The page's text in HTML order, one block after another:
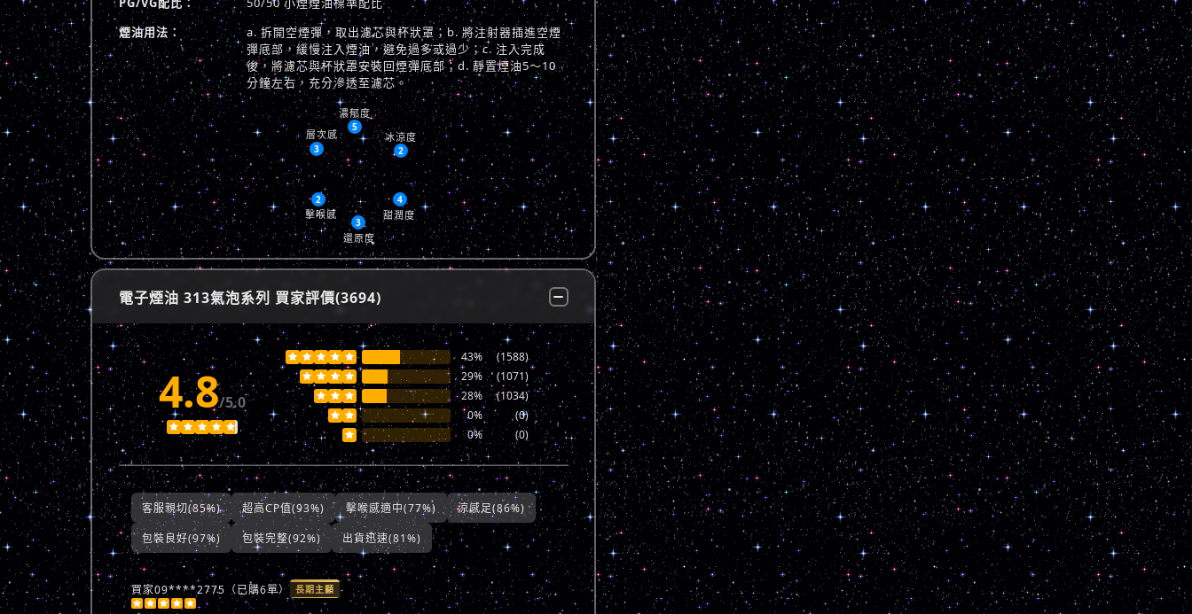
煙油用法：
a. 拆開空煙彈，取出濾芯與杯狀罩；b. 將注射器插進空煙
彈底部，緩慢注入煙油，避免過多或過少；c. 注入完成
後，將濾芯與杯狀罩安裝回煙彈底部；d. 靜置煙油5～10
分鐘左右，充分滲透至濾芯。
5
2
4
3
2
3
濃郁度
冰涼度
甜潤度
還原度
擊喉感
層次感
電子煙油 313氣泡系列 買家評價(3694)
4.8/5.0
    
     43% (1588)
    29% (1071)
   28% (1034)
  0% (0)
 0% (0)
客服親切(85%) 超高CP值(93%) 擊喉感適中(77%)
涼感足(86%)
包裝良好(97%)
包裝完整(92%) 出貨迅速(81%)
買家09****2775（已購6單） 長期主顧
    